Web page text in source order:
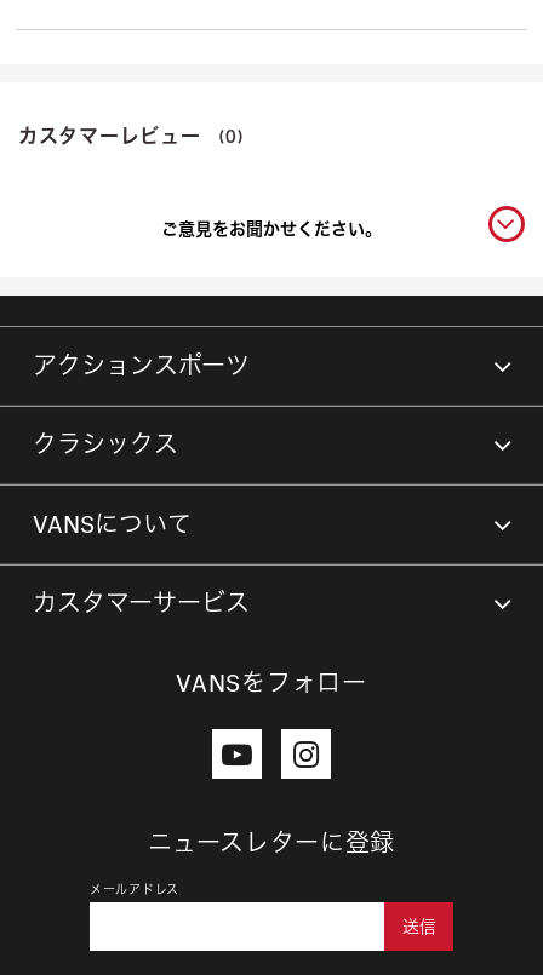
カスタマーレビュー (0)
ご意見をお聞かせください。
アクションスポーツ
クラシックス
VANSについて
カスタマーサービス
VANSをフォロー
ニュースレターに登録
メールアドレス
送信